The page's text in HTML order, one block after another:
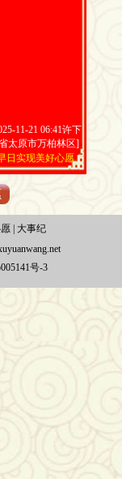
11-21 06:41许下
太原市万柏林区]
日实现美好心愿
大事纪
号-3